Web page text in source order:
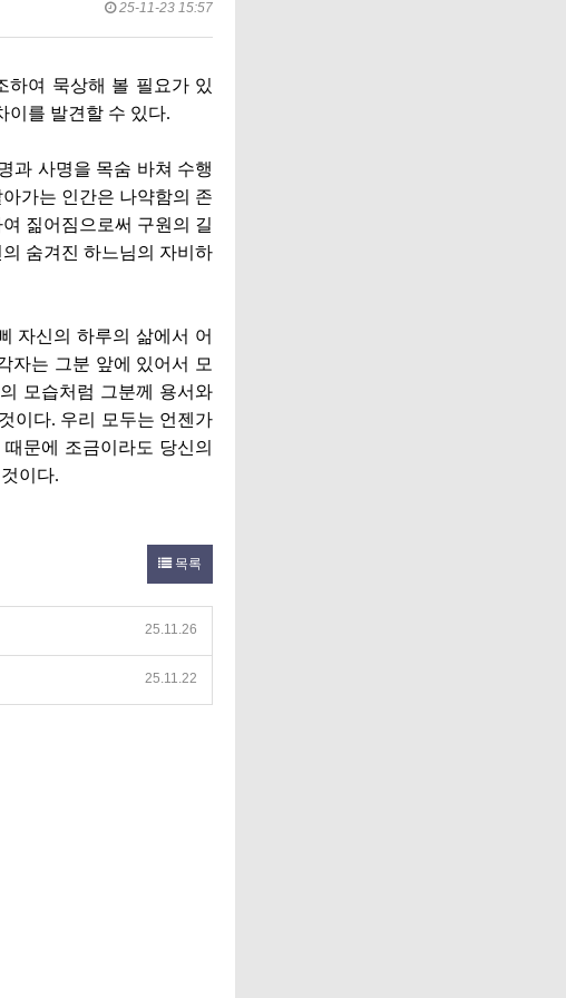
25-11-23 15:57
하여 묵상해 볼 필요가 있
이를 발견할 수 있다.
과 사명을 목숨 바쳐 수행
가는 인간은 나약함의 존
짊어짐으로써 구원의 길
숨겨진 하느님의 자비하
자신의 하루의 삶에서 어
자는 그분 앞에 있어서 모
모습처럼 그분께 용서와
이다. 우리 모두는 언젠가
때문에 조금이라도 당신의
이다.
목록
25.11.26
25.11.22